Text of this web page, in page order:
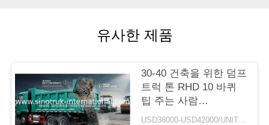
저
희
와
유사한 제품
30-40 건축을 위한 덤프
트럭 톤 RHD 10 바퀴
팁 주는 사람
SINOTRUK HOWO A7USD38000-USD42000/UNIT)negotiation MOQ:1 단위